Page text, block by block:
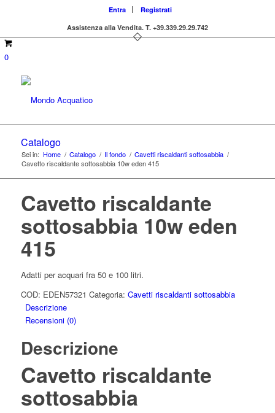
Entra
Registrati
Assistenza alla Vendita. T. +39.339.29.29.742
0
Catalogo
Sei in: Home / Catalogo / Il fondo / Cavetti riscaldanti sottosabbia /
Cavetto riscaldante sottosabbia 10w eden 415
Cavetto riscaldante
sottosabbia 10w eden
415
Adatti per acquari fra 50 e 100 litri.
COD: EDEN57321 Categoria: Cavetti riscaldanti sottosabbia
Descrizione
Recensioni (0)
Descrizione
Cavetto riscaldante
sottosabbia